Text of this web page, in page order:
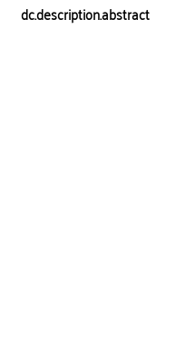
dc.description.abstract